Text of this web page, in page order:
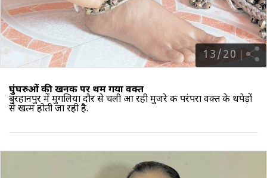
13/20
घुंघरुओं की खनक पर थम गया वक्त
बुरहानपुर में मुगलिया दौर से चली आ रही मुजरे की परंपरा वक्त के थपेड़ों
से खत्म होती जा रही है.